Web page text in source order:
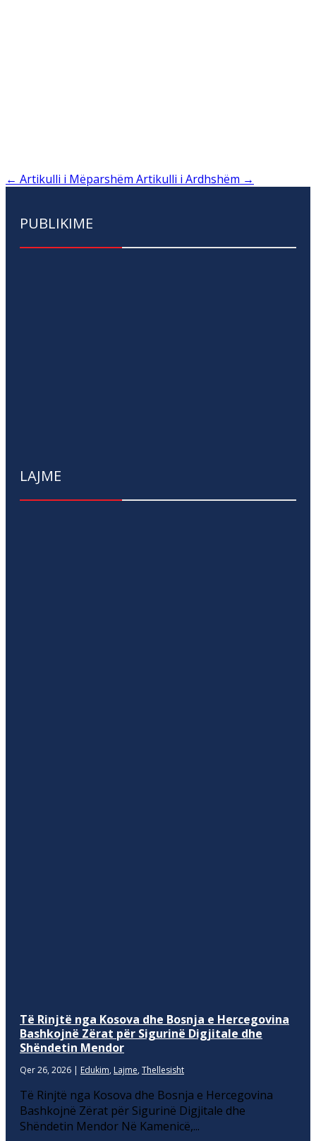
← Artikulli i Mëparshëm Artikulli i Ardhshëm →
PUBLIKIME
LAJME
Të Rinjtë nga Kosova dhe Bosnja e Hercegovina
Bashkojnë Zërat për Sigurinë Digjitale dhe
Shëndetin Mendor
Qer 26, 2026 | Edukim, Lajme, Thellesisht
Të Rinjtë nga Kosova dhe Bosnja e Hercegovina
Bashkojnë Zërat për Sigurinë Digjitale dhe
Shëndetin Mendor Në Kamenicë,...